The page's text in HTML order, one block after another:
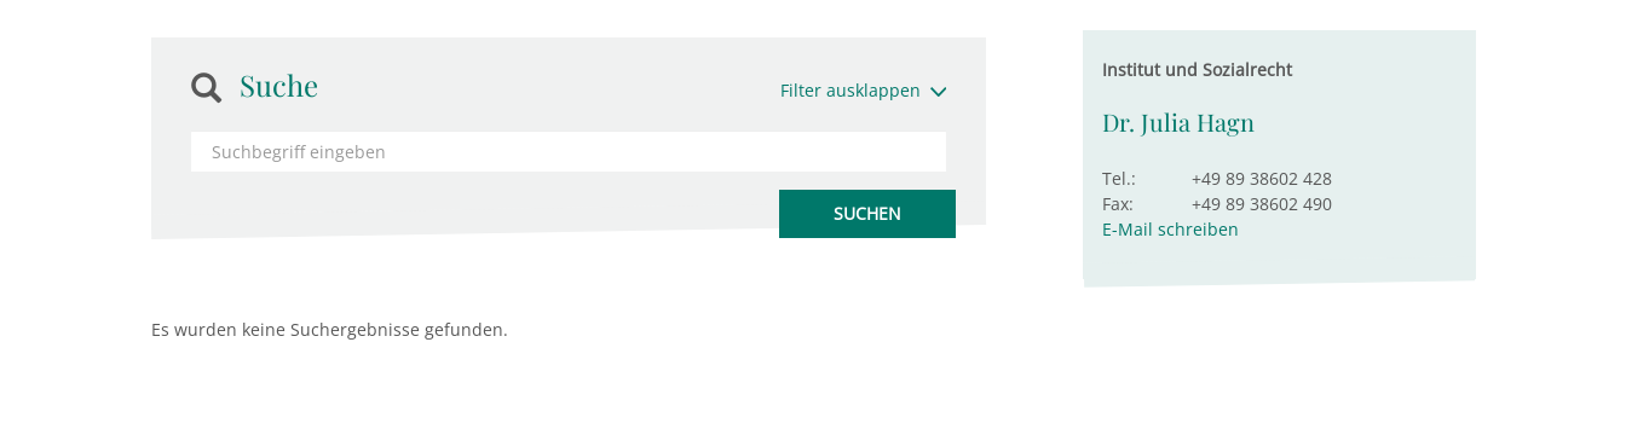
Suche Filter ausklappen
Es wurden keine Suchergebnisse gefunden.
Institut und Sozialrecht
Dr. Julia Hagn
Tel.:
+49 89 38602 428
Fax:
+49 89 38602 490
E-Mail schreiben